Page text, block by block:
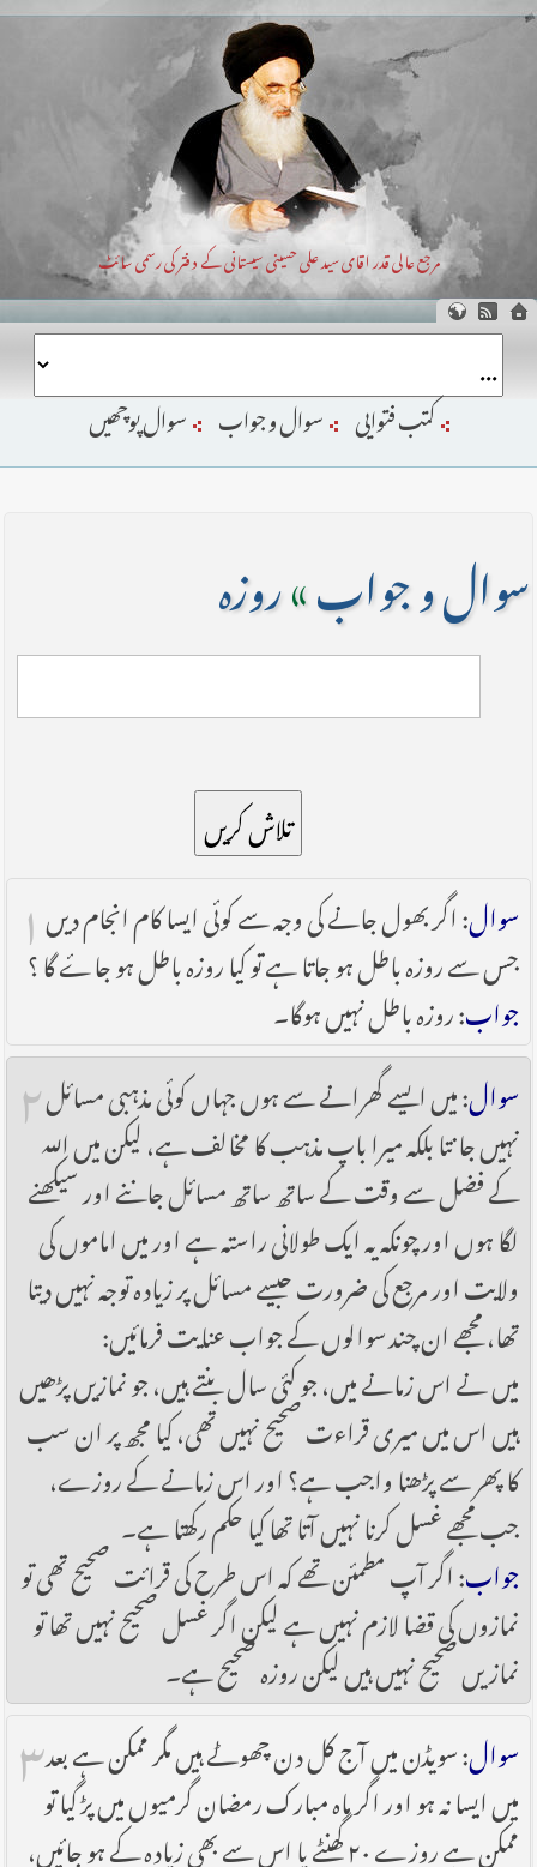
مرجع عالی قدر اقای سید علی حسینی سیستانی کے دفتر کی رسمی سائٹ
کتب فتوایی سوال و جواب سوال پوچھیں
سوال و جواب»روزہ
تلاش کریں
۱ سوال: اگر بھول جانے کی وجہ سے کوئی ایسا کام انجام دیں
جس سے روزہ باطل ہو جاتا ہے تو کیا روزہ باطل ہو جاۓ گا ؟
جواب: روزہ باطل نہیں ہوگا۔
۲ سوال: میں ایسے گھرانے سے ہوں جہاں کوئی مذہبی مسائل
نہیں جانتا بلکہ میرا باپ مذہب کا مخالف ہے، لیکن میں اللہ
کے فضل سے وقت کے ساتھ ساتھ مسائل جاننے اور سیکھنے
لگا ہوں اور چونکہ یہ ایک طولانی راستہ ہے اور میں اماموں کی
ولایت اور مرجع کی ضرورت جیسے مسائل پر زیادہ توجہ نہیں دیتا
تھا، مجھے ان چند سوالوں کے جواب عنایت فرمائیں:
میں نے اس زمانے میں، جو کئی سال بنتے ہیں، جو نمازیں پڑھیں
ہیں اس میں میری قراءت صحیح نہیں تھی، کیا مجھ پر ان سب
کا پھر سے پڑھنا واجب ہے؟ اور اس زمانے کے روزے،
جب مجھے غسل کرنا نہیں آتا تھا کیا حکم رکھتا ہے۔
جواب: اگر آپ مطمئن تھے کہ اس طرح کی قرائت صحیح تھی تو
نمازوں کی قضا لازم نہیں ہے لیکن اگر غسل صحیح نہیں تھا تو
نماز یں صحیح نہیں ہیں لیکن روزہ صحیح ہے۔
۳ سوال: سویڈن میں آج کل دن چھوٹے ہیں مگر ممکن ہے بعد
میں ایسا نہ ہو اور اگر ماہ مبارک رمضان گرمیوں میں پڑ گیا تو
ممکن ہے روزے ۲۰ گھنٹے یا اس سے بھی زیادہ کے ہو جائیں،